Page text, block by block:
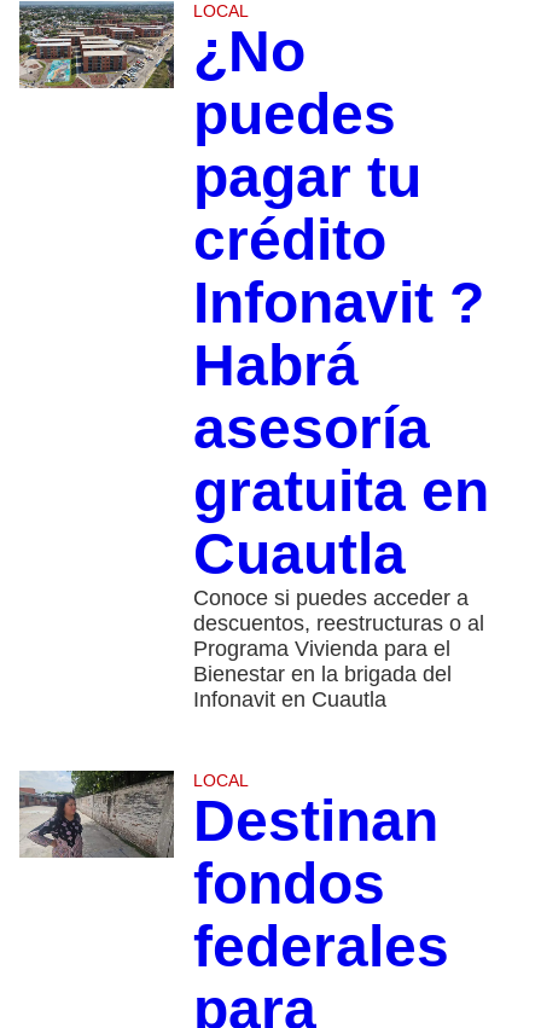
LOCAL
¿No
puedes
pagar tu
crédito
Infonavit ?
Habrá
asesoría
gratuita en
Cuautla
Conoce si puedes acceder a
descuentos, reestructuras o al
Programa Vivienda para el
Bienestar en la brigada del
Infonavit en Cuautla
LOCAL
Destinan
fondos
federales
para